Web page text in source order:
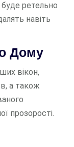
ретельно
навіть
Дому
вікон,
а також
прозорості.